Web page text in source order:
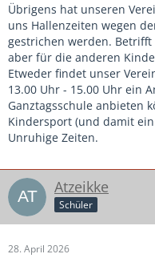
Übrigens hat unseren
uns Hallenzeiten wegen
gestrichen werden.
aber für die anderen
Etweder findet unser
13.00 Uhr - 15.00 Uhr ein
Ganztagsschule anbieten
Kindersport (und damit
Unruhige Zeiten.
Atzeikke
Schüler
28. April 2026